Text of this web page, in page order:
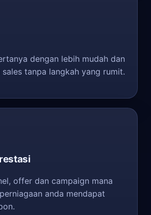
dengan lebih mudah dan
tanpa langkah yang rumit.
offer dan campaign mana
anda mendapat